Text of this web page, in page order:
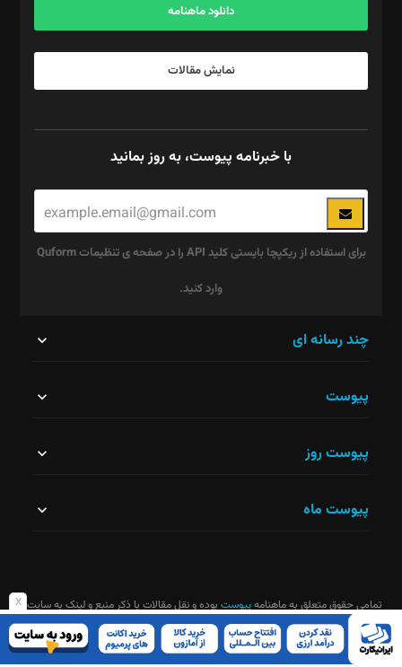
x
دانلود ماهنامه
نمایش مقالات
با خبرنامه پیوست، به روز بمانید
برای استفاده از ریکپچا بایستی کلید API را در صفحه ی تنظیمات Quform
وارد کنید.
نباید
شود.
چند رسانه ای
پیوست
پیوست روز
پیوست ماه
تمامی حقوق متعلق به ماهنامهپیوست بوده و نقل مقالات با ذکر منبع و لینک به سایت
ماهنامه آزاد است